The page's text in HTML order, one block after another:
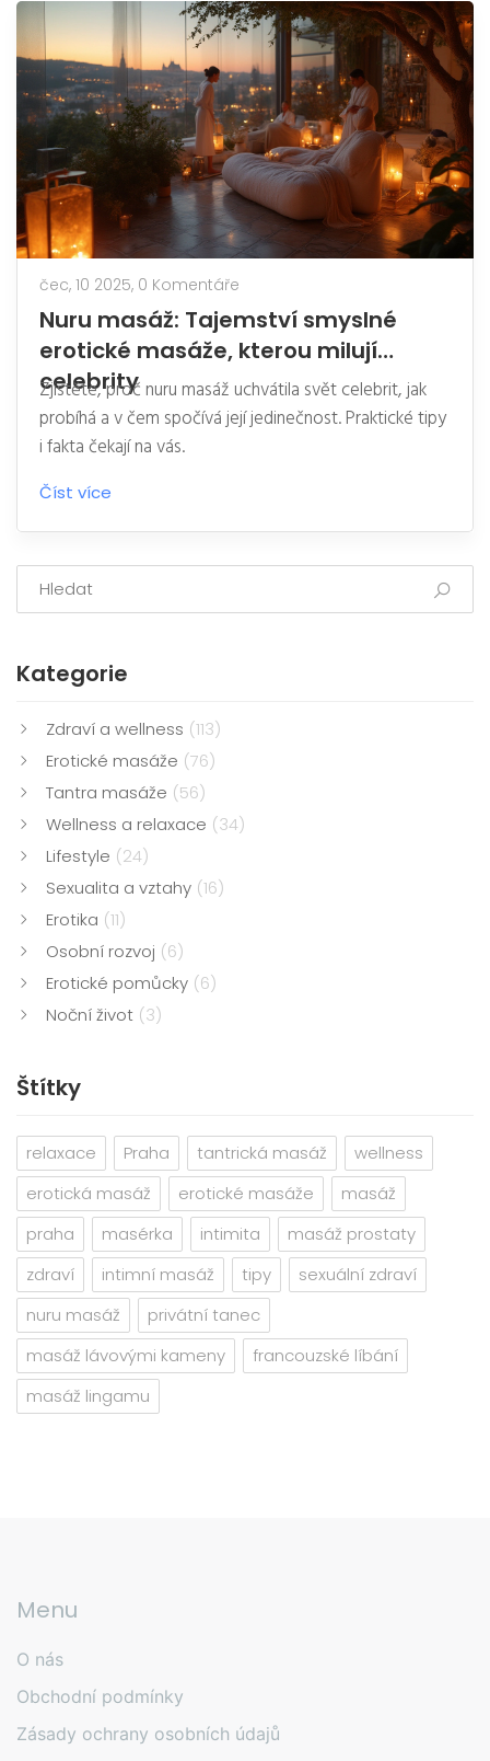
čec, 10 2025, 0 Komentáře
Nuru masáž: Tajemství smyslné
erotické masáže, kterou milují
celebrity
Zjistěte, proč nuru masáž uchvátila svět celebrit, jak
probíhá a v čem spočívá její jedinečnost. Praktické tipy
i fakta čekají na vás.
Číst více
Kategorie
Zdraví a wellness (113)
Erotické masáže (76)
Tantra masáže (56)
Wellness a relaxace (34)
Lifestyle (24)
Sexualita a vztahy (16)
Erotika (11)
Osobní rozvoj (6)
Erotické pomůcky (6)
Noční život (3)
Štítky
relaxace Praha tantrická masáž
wellness
erotická masáž
erotické masáže
masáž
praha
masérka intimita
masáž prostaty
zdraví
intimní masáž tipy
sexuální zdraví
nuru masáž
privátní tanec
masáž lávovými kameny
francouzské líbání
masáž lingamu
Menu
O nás
Obchodní podmínky
Zásady ochrany osobních údajů